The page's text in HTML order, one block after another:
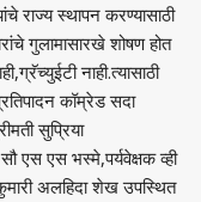
राज्य स्थापन करण्यासाठी
गुलामासारखे शोषण होत
नाही.त्यासाठी
कॉम्रेड सदा
सुप्रिया
एस एस भस्मे,पर्यवेक्षक व्ही
अलहिदा शेख उपस्थित